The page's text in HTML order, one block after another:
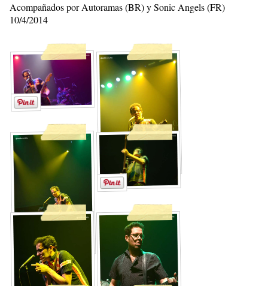
Acompañados por Autoramas (BR) y Sonic Angels (FR)
10/4/2014